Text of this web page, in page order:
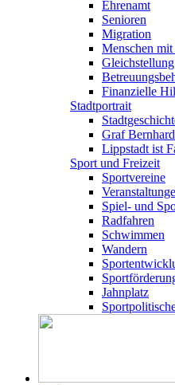
Ehrenamt
Senioren
Migration
Menschen
Gleichstellung
Finanzielle
Stadtportrait
Graf
Lippstadt ist
Sport und Freizeit
Sportvereine
Spiel- und
Radfahren
Schwimmen
Wandern
Jahnplatz